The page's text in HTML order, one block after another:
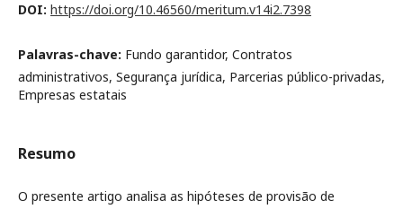
DOI: https://doi.org/10.46560/meritum.v14i2.7398
Palavras-chave: Fundo garantidor, Contratos
administrativos, Segurança jurídica, Parcerias público-privadas,
Empresas estatais
Resumo
O presente artigo analisa as hipóteses de provisão de